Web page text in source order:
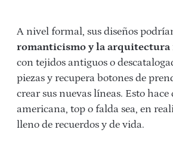
A nivel formal, sus diseños
romanticismo y la arquitectura
con tejidos antiguos o
piezas y recupera botones de
crear sus nuevas líneas. Esto hace
americana, top o falda sea, en
lleno de recuerdos y de vida.